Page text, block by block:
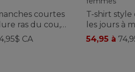
courtes
ras du cou,
CA
T-shirt style
les jours à
courtes,
54,95 à